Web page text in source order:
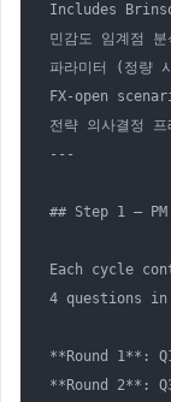
Includes
민감도 임계점
파라미터 (정량
FX-open
전략 의사결정
---
## Step 1 —
Each cycle
4 questions
**Round 1**:
**Round 2**: